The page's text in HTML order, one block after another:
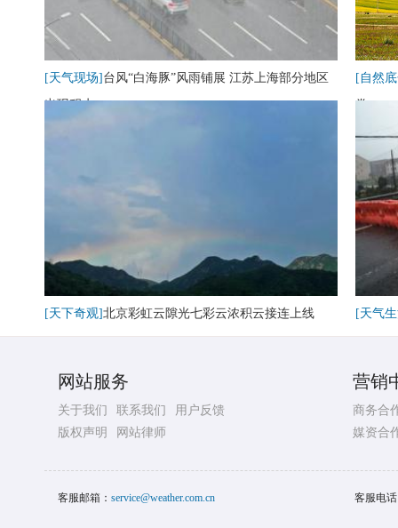
[天气现场] 台风“白海豚”风雨铺展 江苏上海部分地区
出现积水
[自然
卷
[天下奇观]北京彩虹云隙光七彩云浓积云接连上线 [天气
网站服务
关于我们 联系我们
用户反馈
版权声明
网站律师
营销
商务合
媒资合
客服邮箱： service@weather.com.cn 客服电